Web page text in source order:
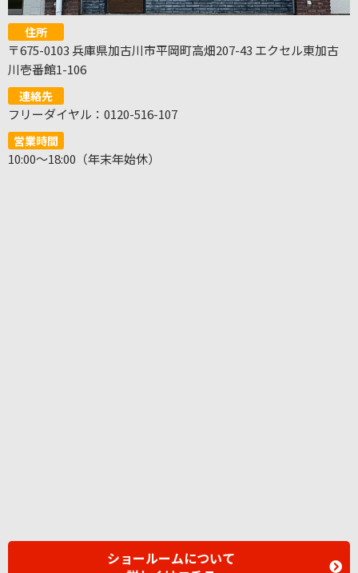
住所
〒675-0103 兵庫県加古川市平岡町高畑207-43 エクセル東加古
川壱番館1-106
連絡先
フリーダイヤル：0120-516-107
営業時間
10:00～18:00（年末年始休）
ショールームについて